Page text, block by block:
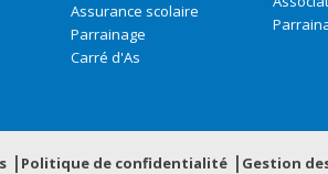
Assurance scolaire
Parrainage
Carré d'As
Politique de confidentialité Gestion